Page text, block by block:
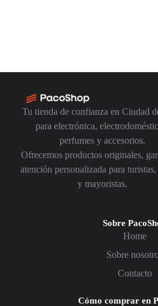
Tu tienda de confianza en Ciudad
para electrónica,
perfumes y accesorios.
Ofrecemos productos originales,
atención personalizada para
y mayoristas.
Sobre
Home
Sobre
Contacto
Cómo comprar en